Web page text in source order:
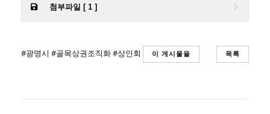
첨부파일 [ 1 ]
#광명시 #골목상권조직화#상인회 이 게시물을 목록